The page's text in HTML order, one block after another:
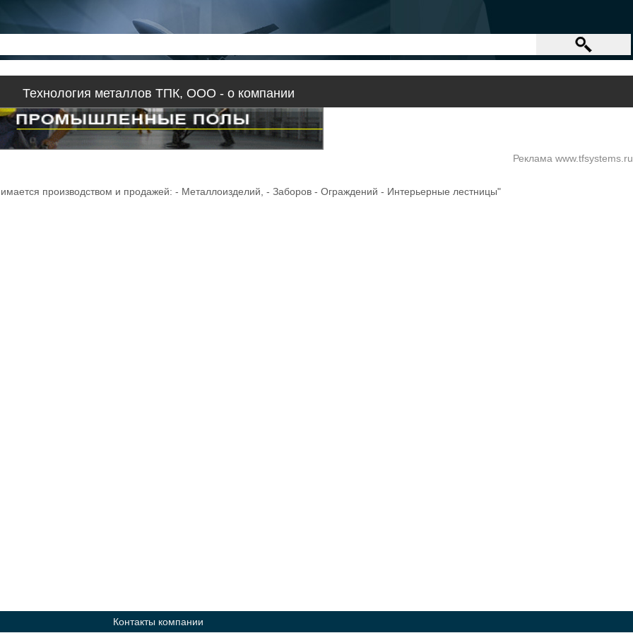
Технология металлов ТПК, ООО - о компании
Реклама www.tfsystems.ru
производством и продажей: - Металлоизделий, - Заборов - Ограждений - Интерьерные лестницы"
Контакты компании